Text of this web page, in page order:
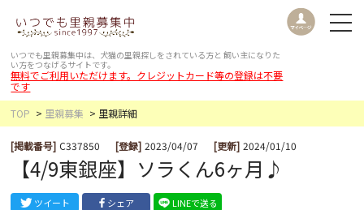
いつでも里親募集中は、犬猫の里親探しをされている方と 飼い主になりた
い方をつなげるサイトです。
無料でご利用いただけます。クレジットカード等の登録は不要
です
TOP
里親募集 里親詳細
[掲載番号] C337850 [登録] 2023/04/07 [更新] 2024/01/10
【4/9東銀座】ソラくん6ヶ月♪
ツイート シェア LINEで送る